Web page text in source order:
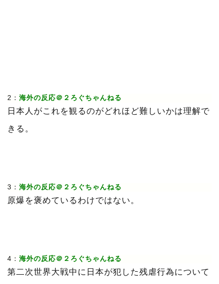
2： 海外の反応＠２ろぐちゃんねる
日本人がこれを観るのがどれほど難しいかは理解で
きる。
3： 海外の反応＠２ろぐちゃんねる
原爆を褒めているわけではない。
4： 海外の反応＠２ろぐちゃんねる
第二次世界大戦中に日本が犯した残虐行為について